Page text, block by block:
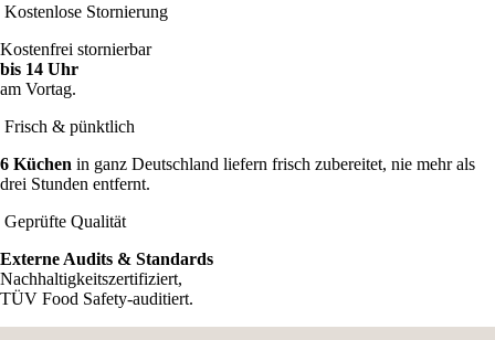
Kostenlose Stornierung
Kostenfrei stornierbar
bis 14 Uhr
am Vortag.
Frisch & pünktlich
6 Küchen in ganz Deutschland liefern frisch zubereitet, nie mehr als
drei Stunden entfernt.
Geprüfte Qualität
Externe Audits & Standards
Nachhaltigkeitszertifiziert,
TÜV Food Safety-auditiert.